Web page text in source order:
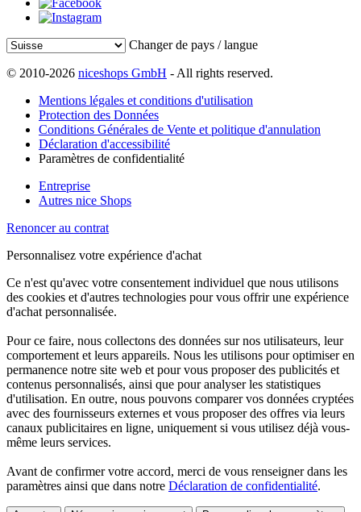
Changer de pays / langue
© 2010-2026 niceshops GmbH - All rights reserved.
Mentions légales et conditions d'utilisation
Protection des Données
Conditions Générales de Vente et politique d'annulation
Déclaration d'accessibilité
Paramètres de confidentialité
Entreprise
Autres nice Shops
Renoncer au contrat
Personnalisez votre expérience d'achat
Ce n'est qu'avec votre consentement individuel que nous utilisons
des cookies et d'autres technologies pour vous offrir une expérience
d'achat personnalisée.
Pour ce faire, nous collectons des données sur nos utilisateurs, leur
comportement et leurs appareils. Nous les utilisons pour optimiser en
permanence notre site web et pour vous proposer des publicités et
contenus personnalisés, ainsi que pour analyser les statistiques
d'utilisation. En outre, nous pouvons comparer vos données cryptées
avec des fournisseurs externes et vous proposer des offres via leurs
canaux publicitaires en ligne, uniquement si vous utilisez déjà vous-
même leurs services.
Avant de confirmer votre accord, merci de vous renseigner dans les
paramètres ainsi que dans notre Déclaration de confidentialité.